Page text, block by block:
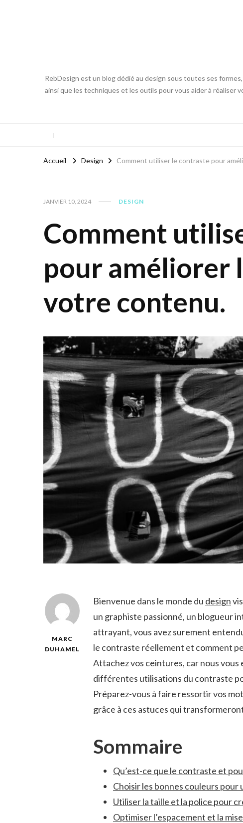
RebDesign est un blog dédié au design sous toutes ses
ainsi que les techniques et les outils pour vous aider à réaliser
Accueil Design Comment utiliser le contraste pour
JANVIER 10, 2024 DESIGN
Comment
pour améliorer
votre contenu.
MARC
DUHAMEL
Bienvenue dans le monde du design
un⁤ graphiste passionné, un blogueur⁢
attrayant,​ vous ‍avez ​surement
le contraste réellement​ et comment
Attachez⁢ vos ceintures, ‌car ‍nous
différentes utilisations du contraste
Préparez-vous à faire ressortir vos
grâce à ces astuces⁢ qui
Sommaire
Qu’est-ce⁣ que⁣ le contraste et
Choisir ‌les bonnes ⁤couleurs
Utiliser la taille et la police pour
Optimiser ⁣l’espacement et⁣ la